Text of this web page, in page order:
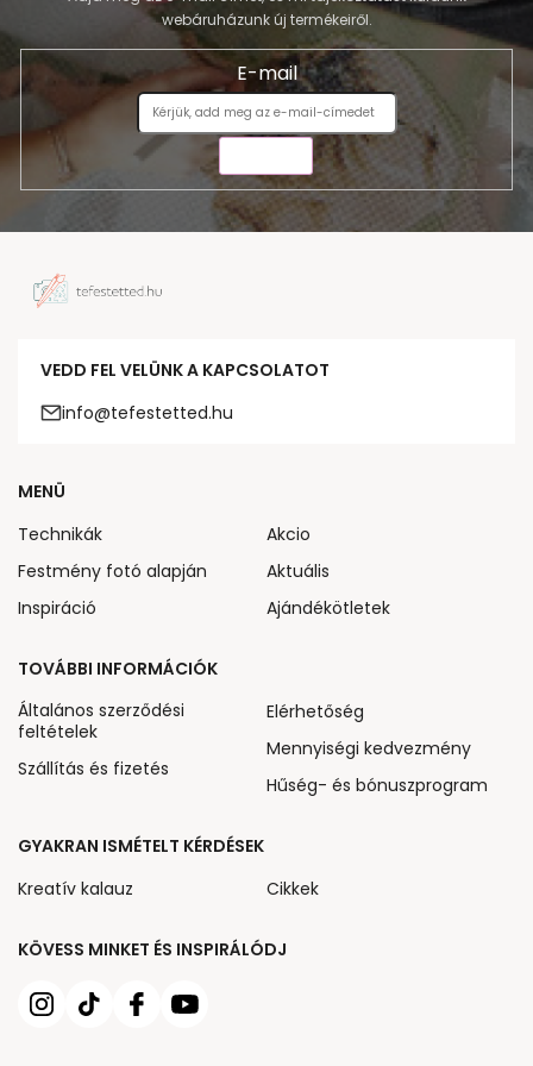
webáruházunk új termékeiről.
E-mail
VEDD FEL VELÜNK A KAPCSOLATOT
info@tefestetted.hu
KÖVESS MINKET ÉS INSPIRÁLÓDJ
MENÜ
Technikák
Festmény fotó alapján
Inspiráció
Akcio
Aktuális
Ajándékötletek
TOVÁBBI INFORMÁCIÓK
Általános szerződési
feltételek
Szállítás és fizetés
Elérhetőség
Mennyiségi kedvezmény
Hűség- és bónuszprogram
GYAKRAN ISMÉTELT KÉRDÉSEK
Kreatív kalauz
Cikkek